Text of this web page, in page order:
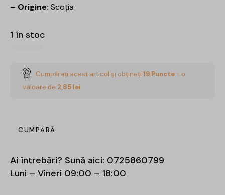
– Origine: Scoția
1 în stoc
Cumpărați acest articol și obțineți 19 Puncte - o
valoare de 2,85 lei
CUMPĂRĂ
Ai întrebări? Sună aici: 0725860799
Luni – Vineri 09:00 – 18:00